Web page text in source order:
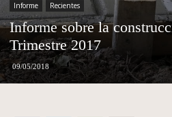
Informe Recientes
Informe sobre la
Trimestre 2017
09/05/2018